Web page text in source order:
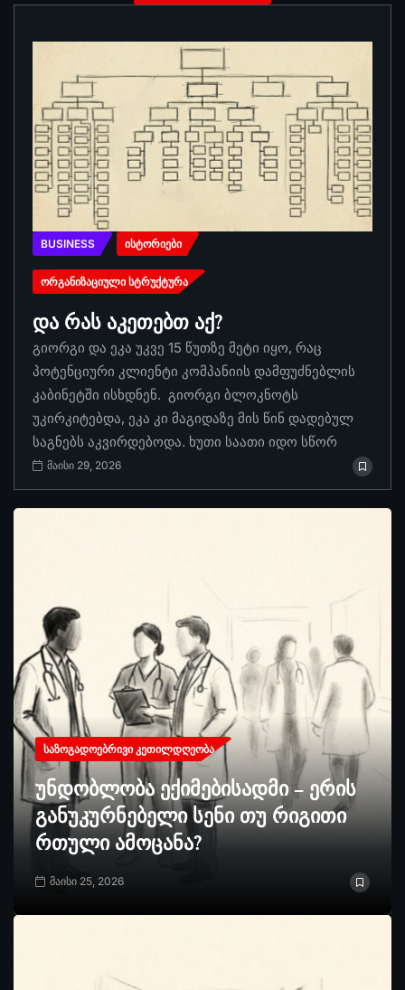
BUSINESS ᲘᲡᲢᲝᲠᲘᲔᲑᲘ
ᲝᲠᲒᲐᲜᲘᲖᲐᲪᲘᲣᲚᲘ ᲡᲢᲠᲣᲥᲢᲣᲠᲐ
და რას აკეთებთ აქ?
გიორგი და ეკა უკვე 15 წუთზე მეტი იყო, რაც
პოტენციური კლიენტი კომპანიის დამფუძნებლის
კაბინეტში ისხდნენ. გიორგი ბლოკნოტს
უკირკიტებდა, ეკა კი მაგიდაზე მის წინ დადებულ
საგნებს აკვირდებოდა. ხუთი საათი იდო სწორ
მაისი 29, 2026
ᲡᲐᲖᲝᲒᲐᲓᲝᲔᲑᲠᲘᲕᲘ ᲙᲔᲗᲘᲚᲓᲦᲔᲝᲑᲐ
უნდობლობა ექიმებისადმი – ერის
განუკურნებელი სენი თუ რიგითი
რთული ამოცანა?
მაისი 25, 2026